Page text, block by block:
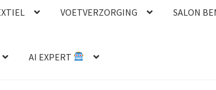
VOETVERZORGING SALON
AI EXPERT